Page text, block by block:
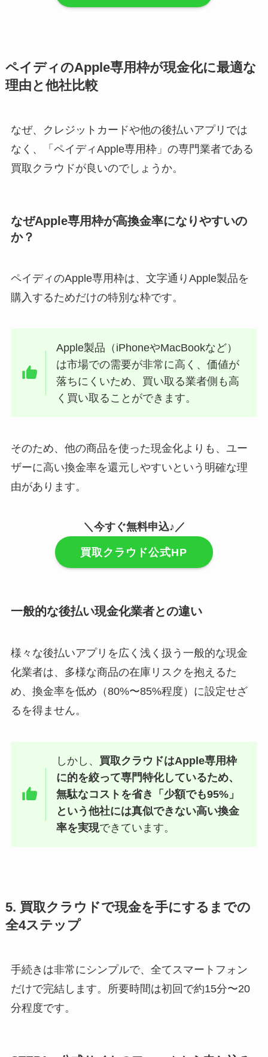
ペイディのApple専用枠が現金化に最適な
理由と他社比較
なぜ、クレジットカードや他の後払いアプリでは
なく、「ペイディApple専用枠」の専門業者である
買取クラウドが良いのでしょうか。
なぜApple専用枠が高換金率になりやすいの
か？
ペイディのApple専用枠は、文字通りApple製品を
購入するためだけの特別な枠です。
Apple製品（iPhoneやMacBookなど）
は市場での需要が非常に高く、価値が
落ちにくいため、買い取る業者側も高
く買い取ることができます。
そのため、他の商品を使った現金化よりも、ユー
ザーに高い換金率を還元しやすいという明確な理
由があります。
＼今すぐ無料申込♪／
買取クラウド公式HP
一般的な後払い現金化業者との違い
様々な後払いアプリを広く浅く扱う一般的な現金
化業者は、多様な商品の在庫リスクを抱えるた
め、換金率を低め（80%〜85%程度）に設定せざ
るを得ません。
しかし、 買取クラウドはApple専用枠
に的を絞って専門特化しているため、
無駄なコストを省き「少額でも95%」
という他社には真似できない高い換金
率を実現できています。
5. 買取クラウドで現金を手にするまでの
全4ステップ
手続きは非常にシンプルで、全てスマートフォン
だけで完結します。所要時間は初回で約15分〜20
分程度です。